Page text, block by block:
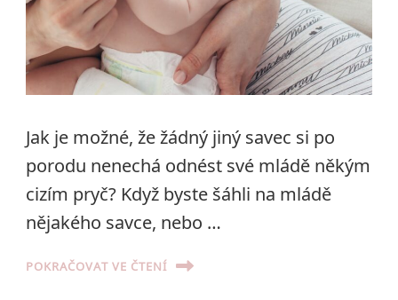
Jak je možné, že žádný jiný savec si po
porodu nenechá odnést své mládě někým
cizím pryč? Když byste šáhli na mládě
nějakého savce, nebo …
POKRAČOVAT VE ČTENÍ